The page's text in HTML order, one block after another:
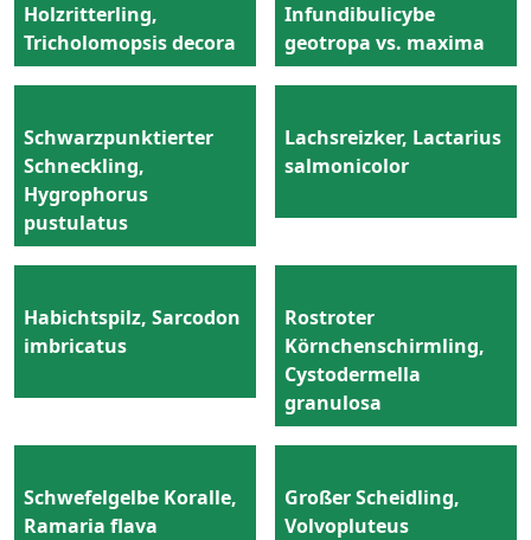
Holzritterling,
Tricholomopsis decora
Infundibulicybe
geotropa vs. maxima
Schwarzpunktierter
Schneckling,
Hygrophorus
pustulatus
Lachsreizker, Lactarius
salmonicolor
Habichtspilz, Sarcodon
imbricatus
Rostroter
Körnchenschirmling,
Cystodermella
granulosa
Schwefelgelbe Koralle,
Ramaria flava
Großer Scheidling,
Volvopluteus